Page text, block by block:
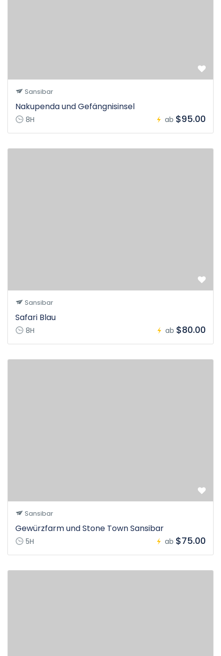
Sansibar
Nakupenda und Gefängnisinsel
8H ab $95.00
Sansibar
Safari Blau
8H ab $80.00
Sansibar
Gewürzfarm und Stone Town Sansibar
5H ab $75.00